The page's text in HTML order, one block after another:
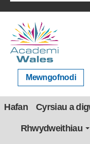
Mewngofnodi
Hafan Cyrsiau a
Rhwydweithiau